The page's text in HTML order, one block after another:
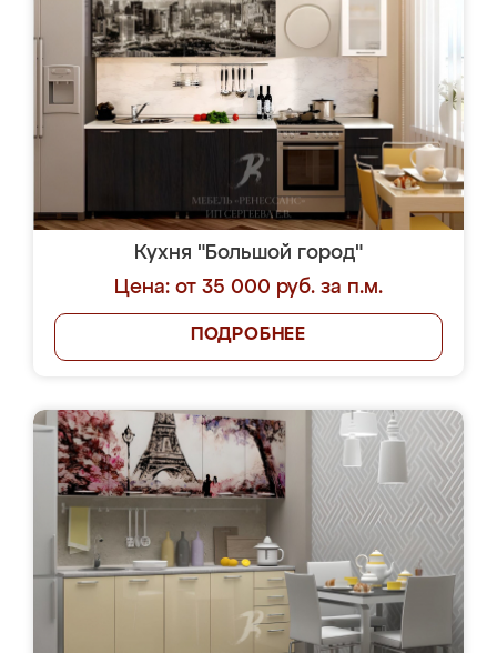
Кухня "Большой город"
Цена: от 35 000 руб. за п.м.
ПОДРОБНЕЕ